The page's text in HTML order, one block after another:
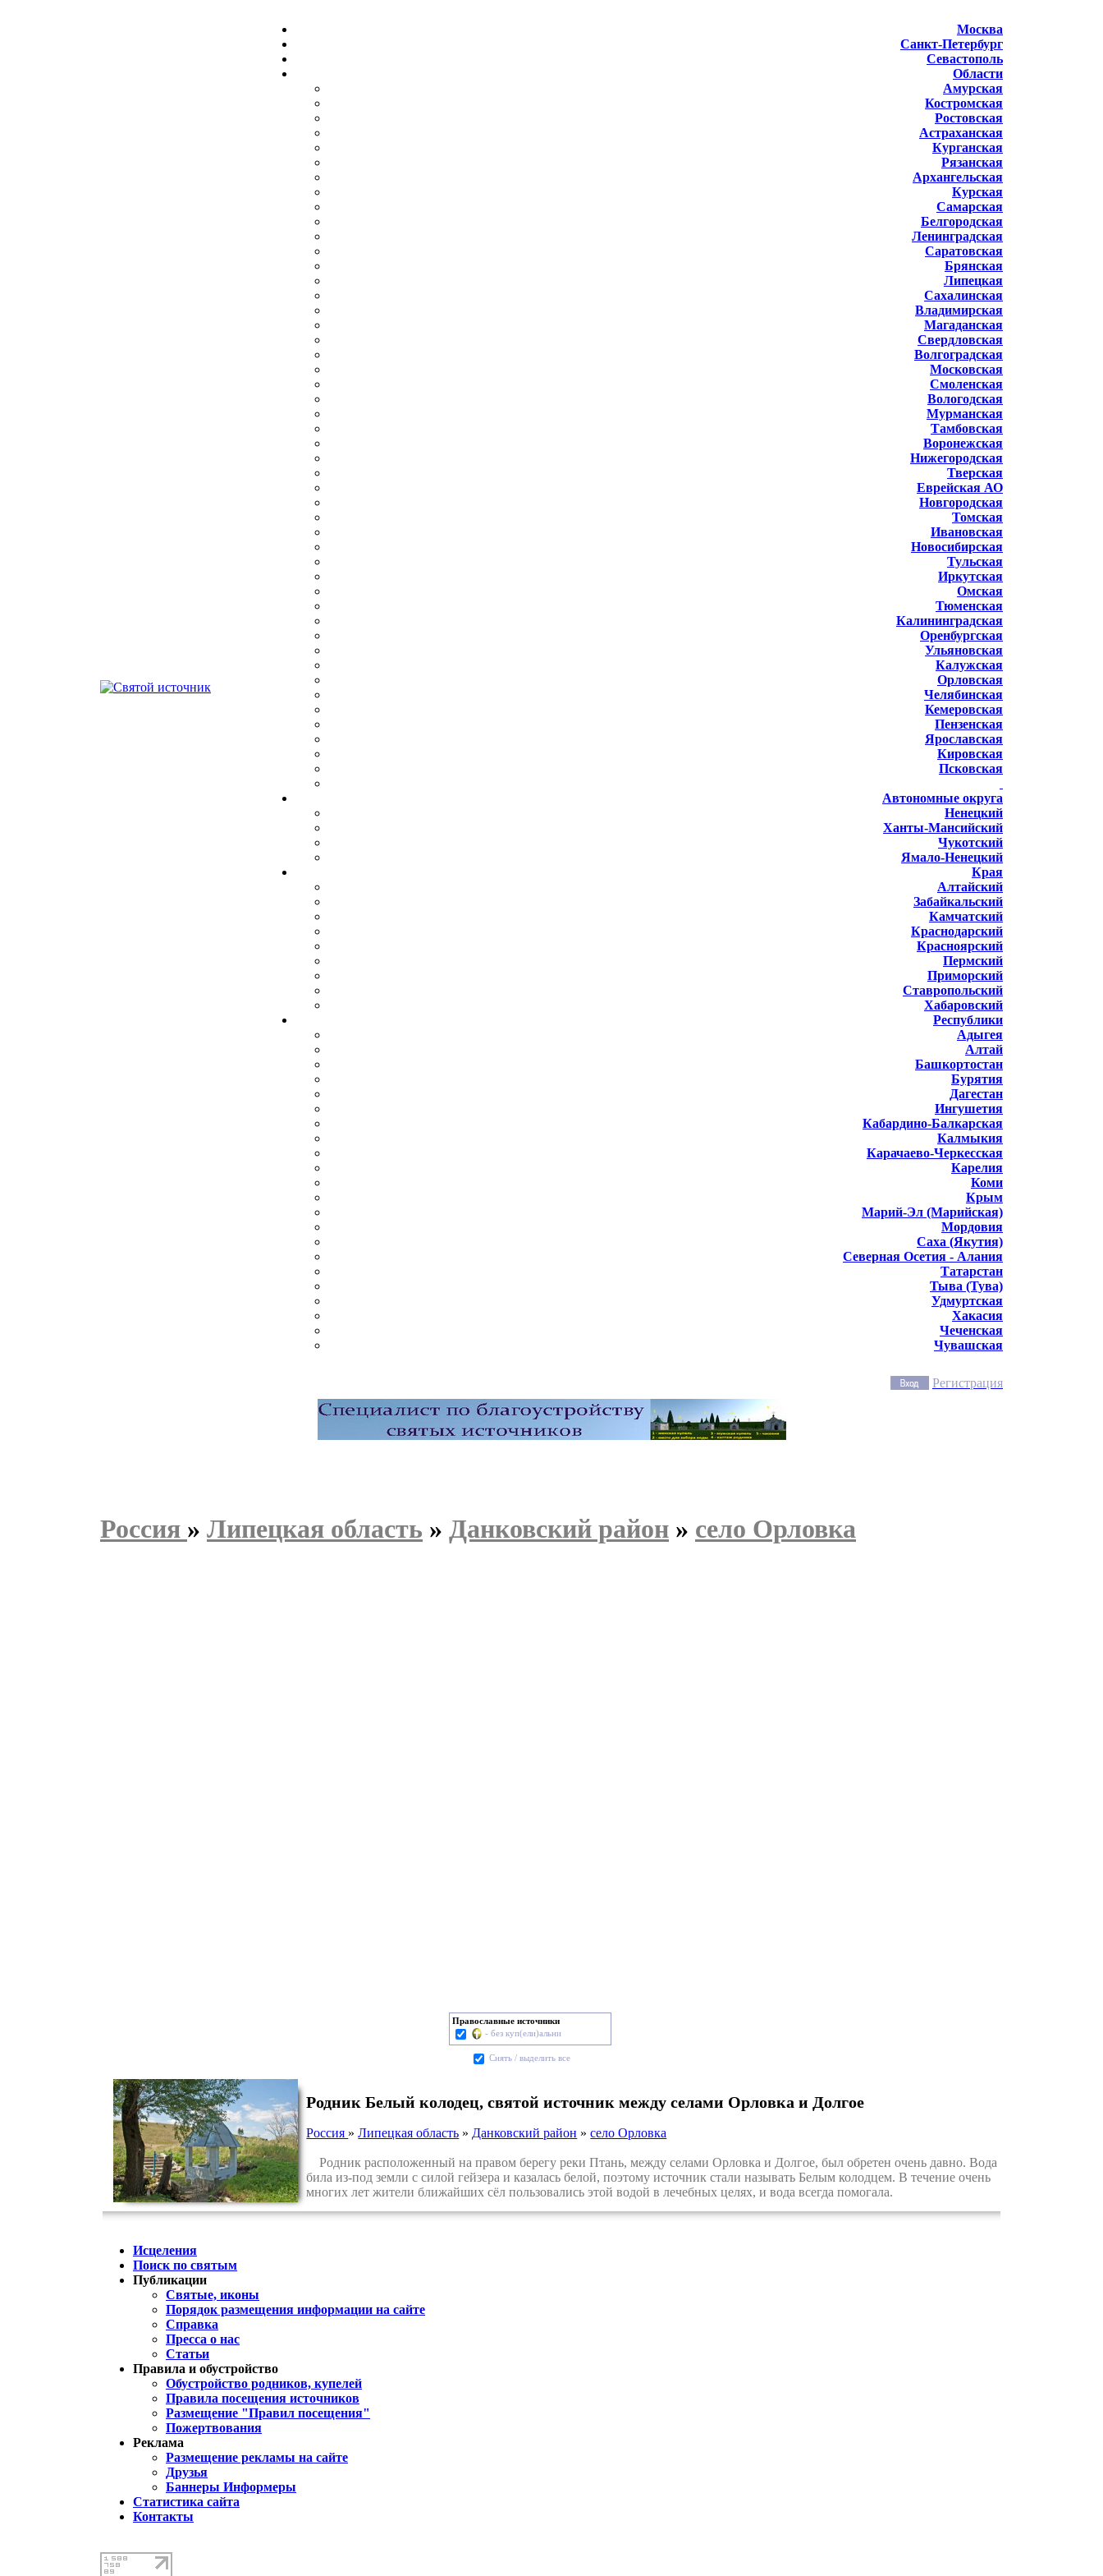
Москва
Санкт-Петербург
Севастополь
Области
Амурская
Костромская
Ростовская
Астраханская
Курганская
Рязанская
Архангельская
Курская
Самарская
Белгородская
Ленинградская
Саратовская
Брянская
Липецкая
Сахалинская
Владимирская
Магаданская
Свердловская
Волгоградская
Московская
Смоленская
Вологодская
Мурманская
Тамбовская
Воронежская
Нижегородская
Тверская
Еврейская АО
Новгородская
Томская
Ивановская
Новосибирская
Тульская
Иркутская
Омская
Тюменская
Калининградская
Оренбургская
Ульяновская
Калужская
Орловская
Челябинская
Кемеровская
Пензенская
Ярославская
Кировская
Псковская
Автономные округа
Ненецкий
Ханты-Мансийский
Чукотский
Ямало-Ненецкий
Края
Алтайский
Забайкальский
Камчатский
Краснодарский
Красноярский
Пермский
Приморский
Ставропольский
Хабаровский
Республики
Адыгея
Алтай
Башкортостан
Бурятия
Дагестан
Ингушетия
Кабардино-Балкарская
Калмыкия
Карачаево-Черкесская
Карелия
Коми
Крым
Марий-Эл (Марийская)
Мордовия
Саха (Якутия)
Северная Осетия - Алания
Татарстан
Тыва (Тува)
Удмуртская
Хакасия
Чеченская
Чувашская
Регистрация
Россия » Липецкая область » Данковский район » село Орловка
Православные источники
- без куп(ели)альни
Cнять / выделить все
Родник Белый колодец, святой источник между селами Орловка и Долгое
Россия »Липецкая область » Данковский район »село Орловка
Родник расположенный на правом берегу реки Птань, между селами Орловка и Долгое, был обретен очень давно. Вода
била из-под земли с силой гейзера и казалась белой, поэтому источник стали называть Белым колодцем. В течение очень
многих лет жители ближайших сёл пользовались этой водой в лечебных целях, и вода всегда помогала.
Исцеления
Поиск по святым
Публикации
Святые, иконы
Порядок размещения информации на сайте
Справка
Пресса о нас
Статьи
Правила и обустройство
Обустройство родников, купелей
Правила посещения источников
Размещение "Правил посещения"
Пожертвования
Реклама
Размещение рекламы на сайте
Друзья
Баннеры Информеры
Статистика сайта
Контакты